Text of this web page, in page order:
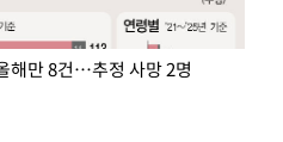
해만 8건…추정 사망 2명